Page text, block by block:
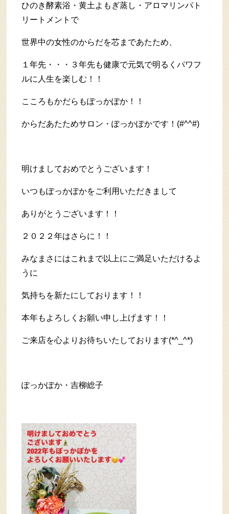
ひのき酵素浴・黄土よもぎ蒸し・アロマリンパト
リートメントで
世界中の女性のからだを芯まであたため、
１年先・・・３年先も健康で元気で明るくパワフ
ルに人生を楽しむ！！
こころもかだらもぽっかぽか！！
からだあたためサロン・ぽっかぽかです！(#^^#)
明けましておめでとうございます！
いつもぽっかぽかをご利用いただきまして
ありがとうございます！！
２０２２年はさらに！！
みなまさにはこれまで以上にご満足いただけるよ
うに
気持ちを新たにしております！！
本年もよろしくお願い申し上げます！！
ご来店を心よりお待ちいたしております(*^_^*)
ぽっかぽか・吉柳総子